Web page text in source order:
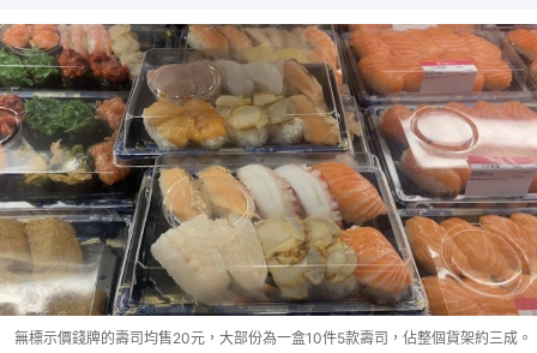
無標示價錢牌的壽司均售20元，大部份為一盒10件5款壽司，佔整個貨架約三成。